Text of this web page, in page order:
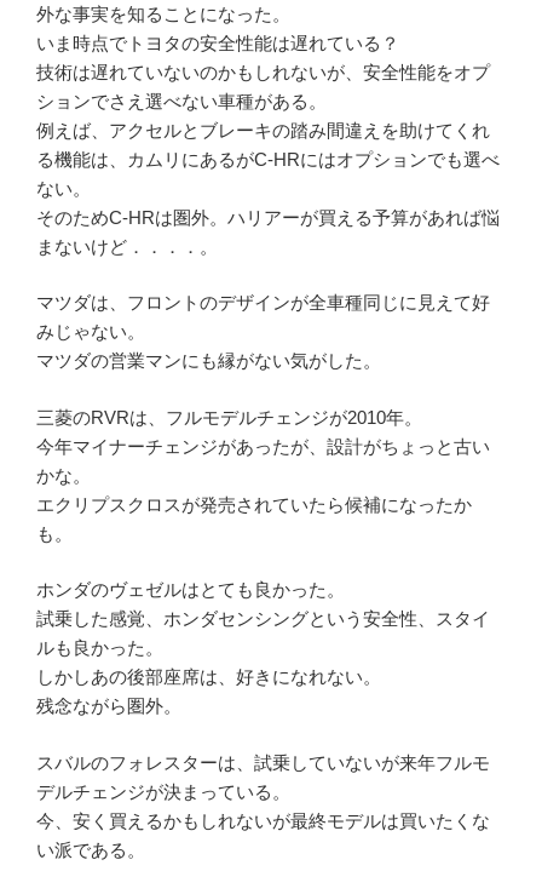
外な事実を知ることになった。
いま時点でトヨタの安全性能は遅れている？
技術は遅れていないのかもしれないが、安全性能をオプ
ションでさえ選べない車種がある。
例えば、アクセルとブレーキの踏み間違えを助けてくれ
る機能は、カムリにあるがC-HRにはオプションでも選べ
ない。
そのためC-HRは圏外。ハリアーが買える予算があれば悩
まないけど．．．．。
マツダは、フロントのデザインが全車種同じに見えて好
みじゃない。
マツダの営業マンにも縁がない気がした。
三菱のRVRは、フルモデルチェンジが2010年。
今年マイナーチェンジがあったが、設計がちょっと古い
かな。
エクリプスクロスが発売されていたら候補になったか
も。
ホンダのヴェゼルはとても良かった。
試乗した感覚、ホンダセンシングという安全性、スタイ
ルも良かった。
しかしあの後部座席は、好きになれない。
残念ながら圏外。
スバルのフォレスターは、試乗していないが来年フルモ
デルチェンジが決まっている。
今、安く買えるかもしれないが最終モデルは買いたくな
い派である。